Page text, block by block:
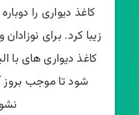
کاغذ دیواری را
زیبا کرد. برای
کاغذ دیواری های با
شود تا موجب